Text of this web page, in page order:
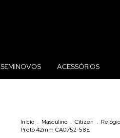
SEMINOVOS ACESSÓRIOS
Frete
Início . Masculino . Citizen .
Preto 42mm CA0752-58E